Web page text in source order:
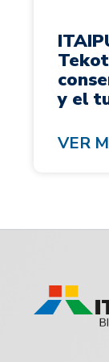
y el
VER